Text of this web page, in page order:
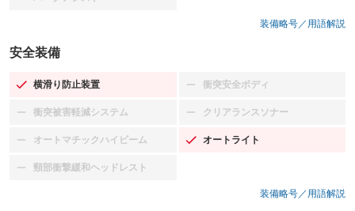
装備略号／用語解説
安全装備
横滑り防止装置
：装備あり 衝突安全ボディ
：装備なし
衝突被害軽減システム
：装備なし クリアランスソナー
：装備なし
オートマチックハイビーム
：装備なし オートライト
：装備あり
頸部衝撃緩和ヘッドレスト
：装備なし
装備略号／用語解説